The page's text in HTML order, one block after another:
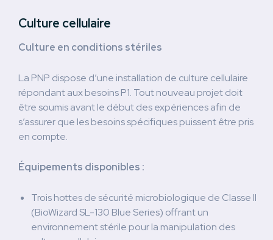
Culture cellulaire
Culture en conditions stériles
La PNP dispose d’une installation de culture cellulaire
répondant aux besoins P1. Tout nouveau projet doit
être soumis avant le début des expériences afin de
s’assurer que les besoins spécifiques puissent être pris
en compte.
Équipements disponibles :
Trois hottes de sécurité microbiologique de Classe II
(BioWizard SL-130 Blue Series) offrant un
environnement stérile pour la manipulation des